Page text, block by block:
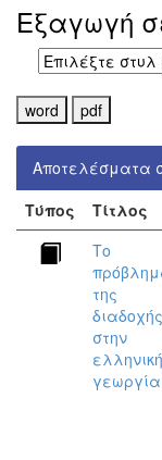
Εξαγωγή
Αποτελέσματα
Τύπος
Τίτλος
Το
της
διαδοχής
στην
ελληνική
γεωργία